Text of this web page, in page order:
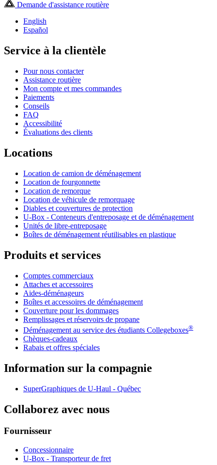
Demande d'assistance routière
English
Español
Service à la clientèle
Pour nous contacter
Assistance routière
Mon compte et mes commandes
Paiements
Conseils
FAQ
Accessibilité
Évaluations des clients
Locations
Location de camion de déménagement
Location de fourgonnette
Location de remorque
Location de véhicule de remorquage
Diables et couvertures de protection
U-Box - Conteneurs d'entreposage et de déménagement
Unités de libre-entreposage
Boîtes de déménagement réutilisables en plastique
Produits et services
Comptes commerciaux
Attaches et accessoires
Aides-déménageurs
Boîtes et accessoires de déménagement
Couverture pour les dommages
Remplissages et réservoirs de propane
Déménagement au service des étudiants Collegeboxes®
Chèques-cadeaux
Rabais et offres spéciales
Information sur la compagnie
SuperGraphiques de U-Haul - Québec
Collaborez avec nous
Fournisseur
Concessionnaire
U-Box - Transporteur de fret